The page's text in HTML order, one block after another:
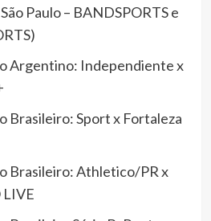
Paulo – BANDSPORTS e
Argentino: Independiente x
Brasileiro: Sport x Fortaleza
Brasileiro: Athletico/PR x
LIVE